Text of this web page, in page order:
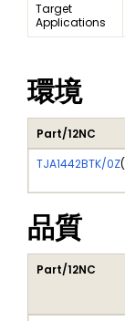
Target
Applications
環境
Part/12NC
TJA1442BTK/0Z(
品質
Part/12NC